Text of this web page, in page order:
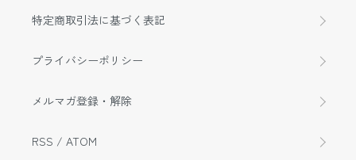
特定商取引法に基づく表記
プライバシーポリシー
メルマガ登録・解除
RSS / ATOM